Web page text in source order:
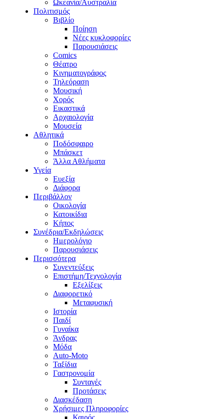
Ωκεανία/Αυστραλία
Πολιτισμός
Βιβλίο
Ποίηση
Νέες κυκλοφορίες
Παρουσιάσεις
Comics
Θέατρο
Κινηματογράφος
Τηλεόραση
Μουσική
Χορός
Εικαστικά
Αρχαιολογία
Μουσεία
Αθλητικά
Ποδόσφαιρο
Μπάσκετ
Άλλα Αθλήματα
Υγεία
Ευεξία
Διάφορα
Περιβάλλον
Οικολογία
Κατοικίδια
Κήπος
Συνέδρια/Εκδηλώσεις
Ημερολόγιο
Παρουσιάσεις
Περισσότερα
Συνεντεύξεις
Επιστήμη/Τεχνολογία
Εξελίξεις
Διαφορετικό
Μεταφυσική
Ιστορία
Παιδί
Γυναίκα
Άνδρας
Μόδα
Auto-Moto
Ταξίδια
Γαστρονομία
Συνταγές
Προτάσεις
Διασκέδαση
Χρήσιμες Πληροφορίες
Καιρός